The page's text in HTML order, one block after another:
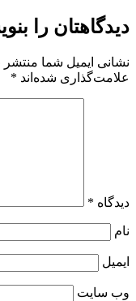
دیدگاهتان را
نشانی ایمیل شما منتشر
علامت‌گذاری شده‌اند *
دیدگاه *
نام
ایمیل
وب‌ سایت